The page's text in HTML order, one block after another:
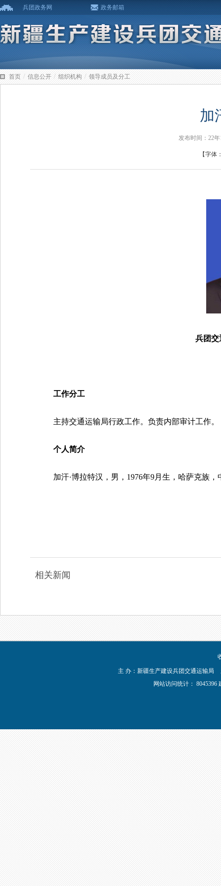
兵团政务网 政务邮箱
首页 / 信息公开 / 组织机构 / 领导成员及分工
加
发布时间：22
【字体
兵团交
工作分工
主持交通运输局行政工作。负责内部审计工作。
个人简介
加汗·博拉特汉，男，1976年9月生，哈萨克族
相关新闻
主 办：新疆生产建设兵团交通运输局
网站访问统计： 8045396